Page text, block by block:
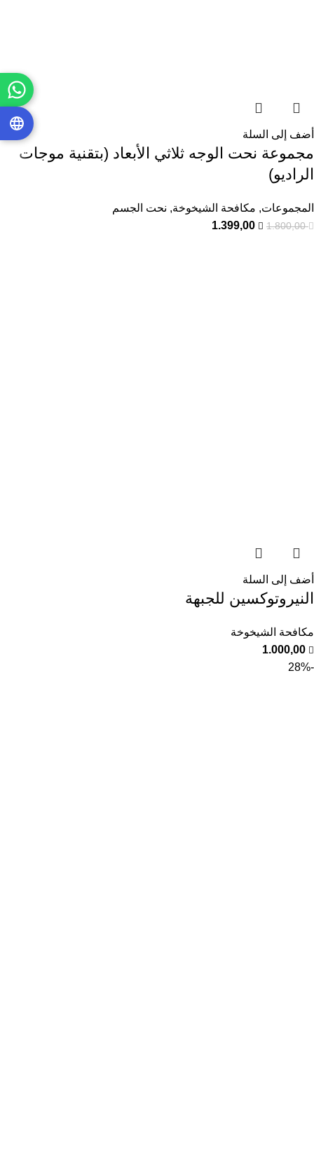
أضف إلى السلة
مجموعة نحت الوجه ثلاثي الأبعاد (بتقنية موجات
الراديو)
المجموعات, مكافحة الشيخوخة, نحت الجسم
1.800,00
1.399,00
أضف إلى السلة
النيروتوكسين للجبهة
مكافحة الشيخوخة
1.000,00
-28%